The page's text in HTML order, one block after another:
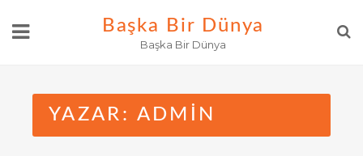
Başka Bir Dünya
Başka Bir Dünya
YAZAR: ADMIN